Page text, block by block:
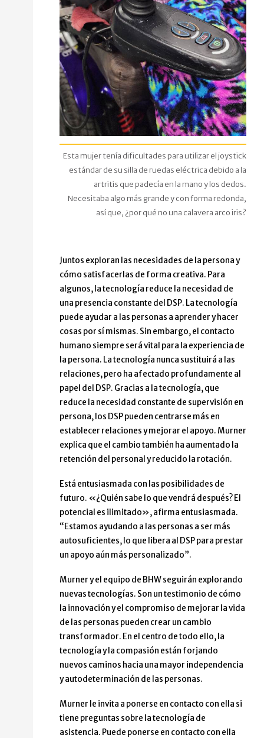
Esta mujer tenía dificultades para utilizar el joystick
estándar de su silla de ruedas eléctrica debido a la
artritis que padecía en la mano y los dedos.
Necesitaba algo más grande y con forma redonda,
así que, ¿por qué no una calavera arco iris?
Juntos exploran las necesidades de la persona y
cómo satisfacerlas de forma creativa. Para
algunos, la tecnología reduce la necesidad de
una presencia constante del DSP. La tecnología
puede ayudar a las personas a aprender y hacer
cosas por sí mismas. Sin embargo, el contacto
humano siempre será vital para la experiencia de
la persona. La tecnología nunca sustituirá a las
relaciones, pero ha afectado profundamente al
papel del DSP. Gracias a la tecnología, que
reduce la necesidad constante de supervisión en
persona, los DSP pueden centrarse más en
establecer relaciones y mejorar el apoyo. Murner
explica que el cambio también ha aumentado la
retención del personal y reducido la rotación.
Está entusiasmada con las posibilidades de
futuro. «¿Quién sabe lo que vendrá después? El
potencial es ilimitado», afirma entusiasmada.
“Estamos ayudando a las personas a ser más
autosuficientes, lo que libera al DSP para prestar
un apoyo aún más personalizado”.
Murner y el equipo de BHW seguirán explorando
nuevas tecnologías. Son un testimonio de cómo
la innovación y el compromiso de mejorar la vida
de las personas pueden crear un cambio
transformador. En el centro de todo ello, la
tecnología y la compasión están forjando
nuevos caminos hacia una mayor independencia
y autodeterminación de las personas.
Murner le invita a ponerse en contacto con ella si
tiene preguntas sobre la tecnología de
asistencia. Puede ponerse en contacto con ella